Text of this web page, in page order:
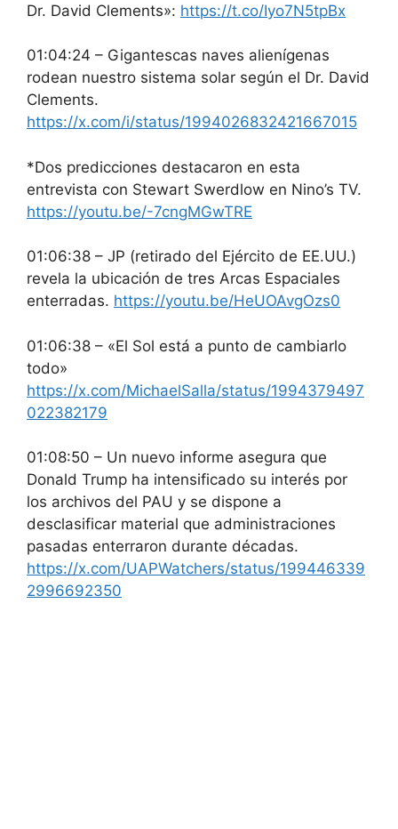
Dr. David Clements»: https://t.co/Iyo7N5tpBx
01:04:24 – Gigantescas naves alienígenas
rodean nuestro sistema solar según el Dr. David
Clements.
https://x.com/i/status/1994026832421667015
*Dos predicciones destacaron en esta
entrevista con Stewart Swerdlow en Nino’s TV.
https://youtu.be/-7cngMGwTRE
01:06:38 – JP (retirado del Ejército de EE.UU.)
revela la ubicación de tres Arcas Espaciales
enterradas. https://youtu.be/HeUOAvgOzs0
01:06:38 – «El Sol está a punto de cambiarlo
todo»
https://x.com/MichaelSalla/status/1994379497
022382179
01:08:50 – Un nuevo informe asegura que
Donald Trump ha intensificado su interés por
los archivos del PAU y se dispone a
desclasificar material que administraciones
pasadas enterraron durante décadas.
https://x.com/UAPWatchers/status/199446339
2996692350